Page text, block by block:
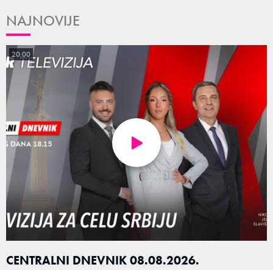
NAJNOVIJE
CENTRALNI DNEVNIK 08.08.2026.
20:00